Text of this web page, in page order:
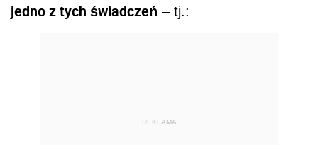
jedno z tych świadczeń – tj.:
REKLAMA